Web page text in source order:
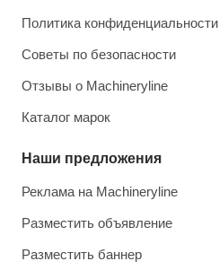
Политика конфиденциальности
Советы по безопасности
Отзывы о Machineryline
Каталог марок
Наши предложения
Реклама на Machineryline
Разместить объявление
Разместить баннер